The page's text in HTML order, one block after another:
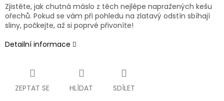
Zjistěte, jak chutná máslo z těch nejlépe napražených kešu
ořechů. Pokud se vám při pohledu na zlatavý odstín sbíhají
sliny, počkejte, až si poprvé přivoníte!
Detailní informace
ZEPTAT SE HLÍDAT SDÍLET